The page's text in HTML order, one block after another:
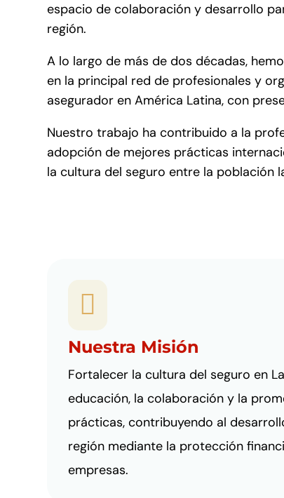
espacio de colaboración y desarrollo
región.
A lo largo de más de dos décadas,
en la principal red de profesionales y
asegurador en América Latina, con
Nuestro trabajo ha contribuido a la
adopción de mejores prácticas
la cultura del seguro entre la población

Nuestra Misión
Fortalecer la cultura del seguro en
educación, la colaboración y la
prácticas, contribuyendo al
región mediante la protección
empresas.